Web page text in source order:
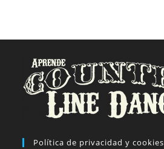
Política de privacidad y cookies